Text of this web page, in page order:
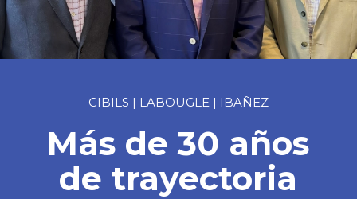
CIBILS | LABOUGLE | IBAÑEZ
Más de 30 años
de trayectoria